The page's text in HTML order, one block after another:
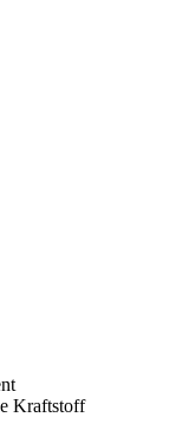
Kraftstoff